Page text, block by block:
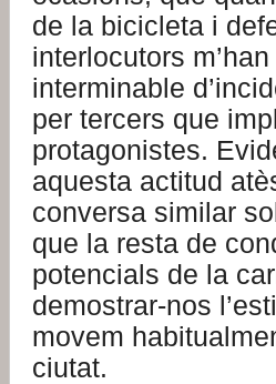
de la bicicleta i
interlocutors
interminable
per tercers que
protagonistes.
aquesta actitud
conversa similar
que la resta de
potencials de la
demostrar-nos
movem
ciutat.